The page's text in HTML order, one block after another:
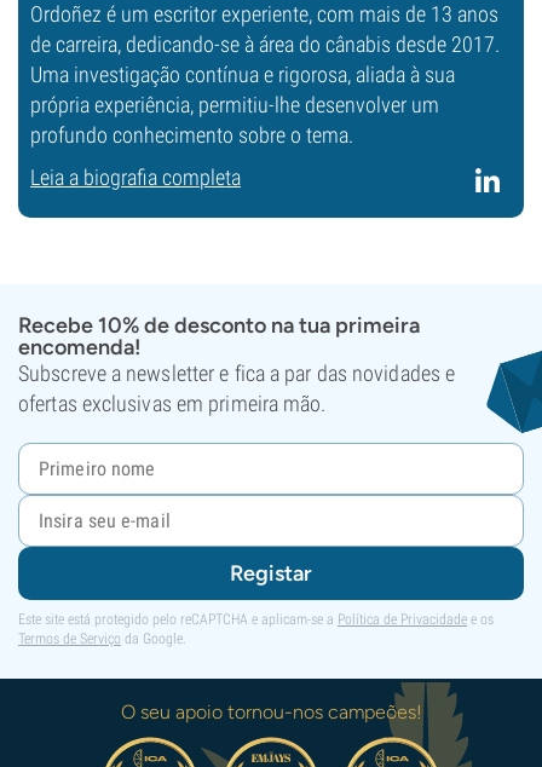
Ordoñez é um escritor experiente, com mais de 13 anos
de carreira, dedicando-se à área do cânabis desde 2017.
Uma investigação contínua e rigorosa, aliada à sua
própria experiência, permitiu-lhe desenvolver um
profundo conhecimento sobre o tema.
Leia a biografia completa
Recebe 10% de desconto na tua primeira
encomenda!
Subscreve a newsletter e fica a par das novidades e
ofertas exclusivas em primeira mão.
Registar
Este site está protegido pelo reCAPTCHA e aplicam-se a Política de Privacidade e os
Termos de Serviço da Google.
O seu apoio tornou-nos campeões!